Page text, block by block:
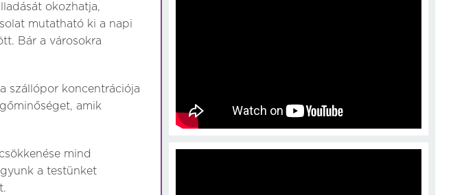
okozhatja,
mutatható ki a napi
Bár a városokra
szállópor koncentrációja
amik
mind
a testünket